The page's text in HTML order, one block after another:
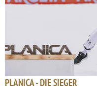
PLANICA - DIE SIEGER